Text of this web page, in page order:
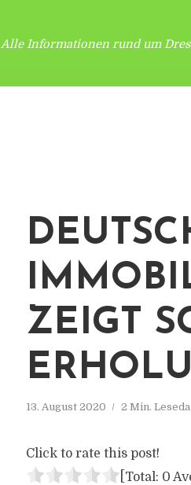
Alle Informationen rund um
ZEIGT
13. August 2020 2 Min.
Click to rate this post!
[Total: 0